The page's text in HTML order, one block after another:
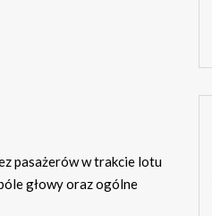
pasażerów w trakcie lotu
głowy oraz ogólne